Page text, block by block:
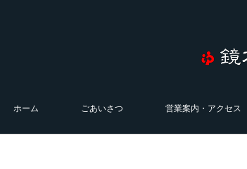
ホーム ごあいさつ 営業案内・アクセス